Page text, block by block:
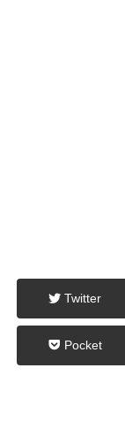
Twitter
Pocket